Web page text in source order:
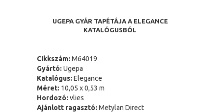
UGEPA GYÁR TAPÉTÁJA A ELEGANCE
KATALÓGUSBÓL
Cikkszám: M64019
Gyártó: Ugepa
Katalógus: Elegance
Méret: 10,05 x 0,53 m
Hordozó: vlies
Ajánlott ragasztó: Metylan Direct